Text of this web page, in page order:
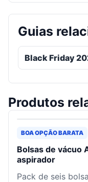
Guias
Black Friday
Produtos
BOA OPÇÃO BARATA
Bolsas de vácuo
aspirador
Pack de seis